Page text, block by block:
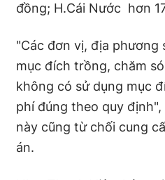
đồng; H.Cái Nước hơn
"Các đơn vị, địa phương
mục đích trồng, chăm
không có sử dụng mục
phí đúng theo quy
này cũng từ chối cung
án.